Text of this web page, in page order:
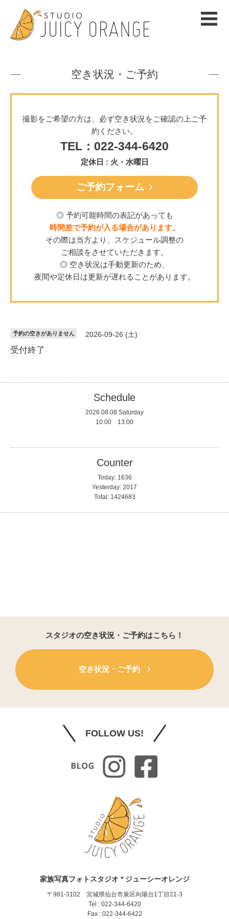
空き状況・ご予約
撮影をご希望の方は、必ず空き状況をご確認の上ご予
約ください。
TEL：022-344-6420
定休日 : 火・水曜日
ご予約フォーム
◎ 予約可能時間の表記があっても
時間差で予約が入る場合があります。
その際は当方より、スケジュール調整の
ご相談をさせていただきます。
◎ 空き状況は手動更新のため、
夜間や定休日は更新が遅れることがあります。
予約の空きがありません 2026-09-26 (土)
受付終了
Schedule
2026.08.08 Saturday
10:00 13:00
Counter
Today: 1636
Yesterday: 2017
Total: 1424683
スタジオの空き状況・ご予約はこちら！
空き状況・ご予約
FOLLOW US!
家族写真フォトスタジオ * ジューシーオレンジ
〒981-3102 宮城県仙台市泉区向陽台1丁目21-3
Tel : 022-344-6420
Fax : 022-344-6422